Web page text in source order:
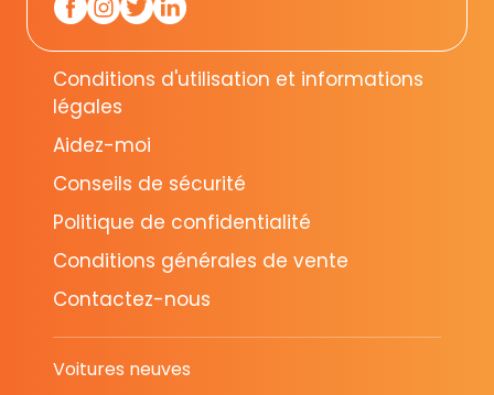
Conditions d'utilisation et informations
légales
Aidez-moi
Conseils de sécurité
Politique de confidentialité
Conditions générales de vente
Contactez-nous
Voitures neuves